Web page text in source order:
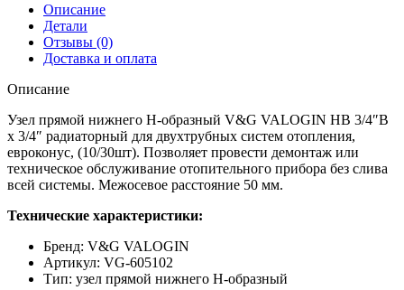
Описание
Детали
Отзывы (0)
Доставка и оплата
Описание
Узел прямой нижнего Н-образный V&G VALOGIN НВ 3/4″В
х 3/4″ радиаторный для двухтрубных систем отопления,
евроконус, (10/30шт). Позволяет провести демонтаж или
техническое обслуживание отопительного прибора без слива
всей системы. Межосевое расстояние 50 мм.
Технические характеристики:
Бренд: V&G VALOGIN
Артикул: VG-605102
Тип: узел прямой нижнего Н-образный